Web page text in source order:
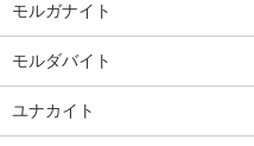
モルガナイト
モルダバイト
ユナカイト